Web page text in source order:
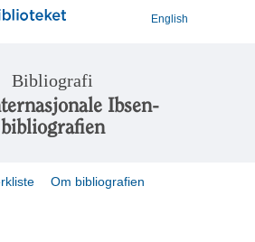
English
Bibliografi
Ibsen-
bibliografien
Om bibliografien